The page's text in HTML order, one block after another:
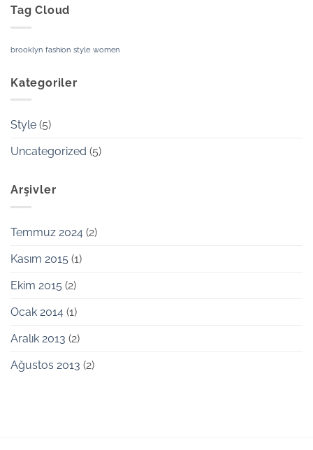
Tag Cloud
brooklyn fashion style women
Kategoriler
Style (5)
Uncategorized (5)
Arşivler
Temmuz 2024 (2)
Kasım 2015 (1)
Ekim 2015 (2)
Ocak 2014 (1)
Aralık 2013 (2)
Ağustos 2013 (2)